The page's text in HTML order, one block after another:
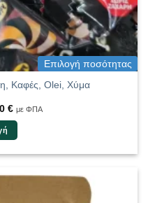
Επιλογή ποσότητας
Καφές, Olei, Χύμα
€Price
range:
3,00 €
through
με ΦΠΑ